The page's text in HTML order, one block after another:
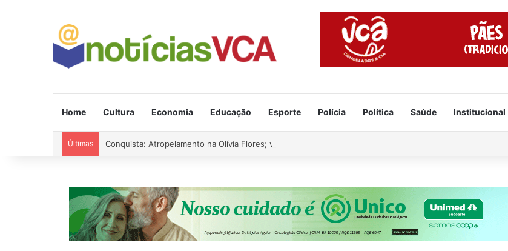
Home Cultura Economia Educação Esporte Polícia Política Saúde Institucional
Últimas Conquista: Atropelamento na Olívia Flores; veja o vídeo